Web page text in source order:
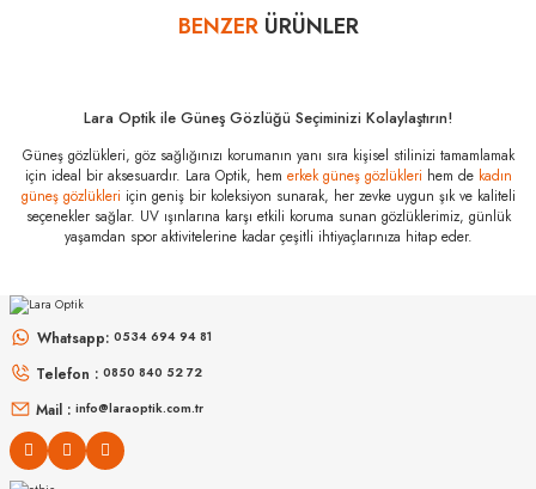
:
Ray-Ban
Stok Kodu
:
RB 4361 601/71 52
Cam Tipi
:
Polikarbon
Cam Rengi
:
Yeşil
Polarize
Çerçeve Rengi
Siyah
Sap Rengi
:
Siyah
Ekartman
:
52 mm
Köprü Ölçüsü
Sap Ölçüsü
Yorum Yaz
BENZERÜRÜNLER
Rb 2230 902/51 51
%45 12.723₺ 6.998₺
Lara Optik ile Güneş Gözlüğü Seçiminizi Kolaylaştırın!
Güneş gözlükleri, göz sağlığınızı korumanın yanı sıra kişisel stilinizi tamamlamak
için ideal bir aksesuardır. Lara Optik, hem erkek güneş gözlükleri hem de kadın
güneş gözlükleri için geniş bir koleksiyon sunarak, her zevke uygun şık ve kaliteli
seçenekler sağlar. UV ışınlarına karşı etkili koruma sunan gözlüklerimiz, günlük
yaşamdan spor aktivitelerine kadar çeşitli ihtiyaçlarınıza hitap eder.
Whatsapp: 0534 694 94 81
Telefon : 0850 840 52 72
Mail : info@laraoptik.com.tr